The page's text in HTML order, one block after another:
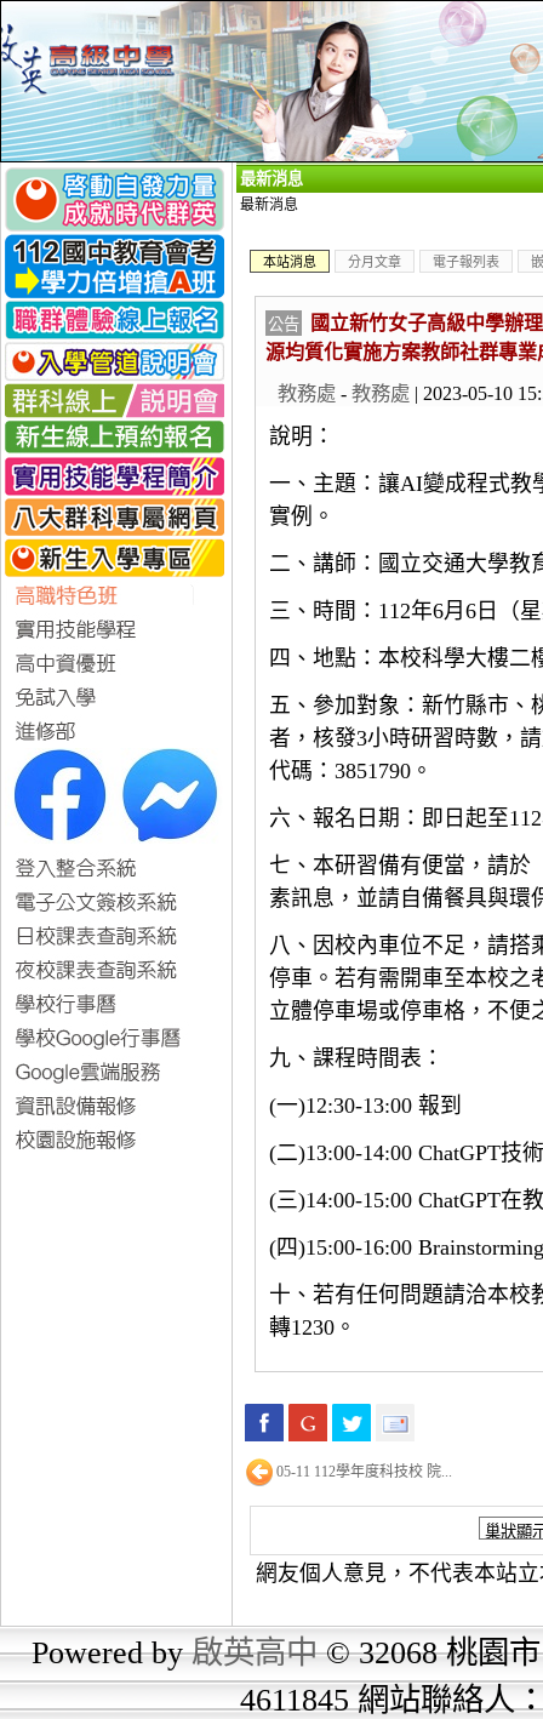
最新消息
最新消息
本站消息 分月文章 電子報列表
公告
國立新竹女子高級中學辦
源均質化實施方案教師社群專業
教務處 - 教務處 | 2023-05-10
說明：
一、主題：讓AI變成程式教
實例。
二、講師：國立交通大學教
三、時間：112年6月6日（
四、地點：本校科學大樓二
五、參加對象：新竹縣市、
者，核發3小時研習時數，
代碼：3851790。
六、報名日期：即日起至
七、本研習備有便當，請於
素訊息，並請自備餐具與環
八、因校內車位不足，請搭
停車。若有需開車至本校之
立體停車場或停車格，不便
九、課程時間表：
(一)12:30-13:00 報到
(二)13:00-14:00 ChatGPT技
(三)14:00-15:00 ChatGPT在
(四)15:00-16:00
十、若有任何問題請洽本校
轉1230。
05-11 112學年度科技校 院...
網友個人意見，不代表本站
Powered by啟英高中© 32068 桃園市
4611845 網站聯絡人